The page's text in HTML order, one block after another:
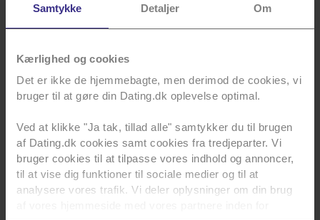
Samtykke Detaljer Om
Kærlighed og cookies
Det er ikke de hjemmebagte, men derimod de cookies, vi
bruger til at gøre din Dating.dk oplevelse optimal.
Ved at klikke "Ja tak, tillad alle" samtykker du til brugen
af Dating.dk cookies samt cookies fra tredjeparter. Vi
bruger cookies til at tilpasse vores indhold og annoncer,
til at vise dig funktioner til sociale medier og til at
analysere vores trafik. Vi deler oplysninger om din brug
Kærlig hilsen
Dating.dk